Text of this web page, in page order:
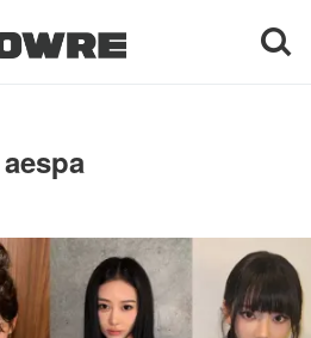
现客视点
每日栏目
aespa